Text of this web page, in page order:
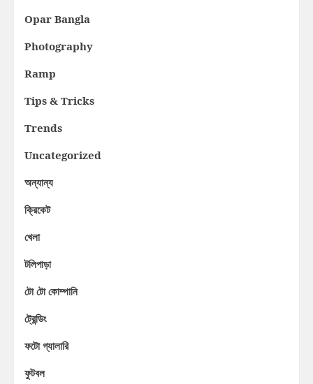
Opar Bangla
Photography
Ramp
Tips & Tricks
Trends
Uncategorized
অন্যান্য
ক্রিকেট
খেলা
টলিপাড়া
টো টো কোম্পানি
ট্রেন্ডিং
ফটো গ্যালারি
ফুটবল